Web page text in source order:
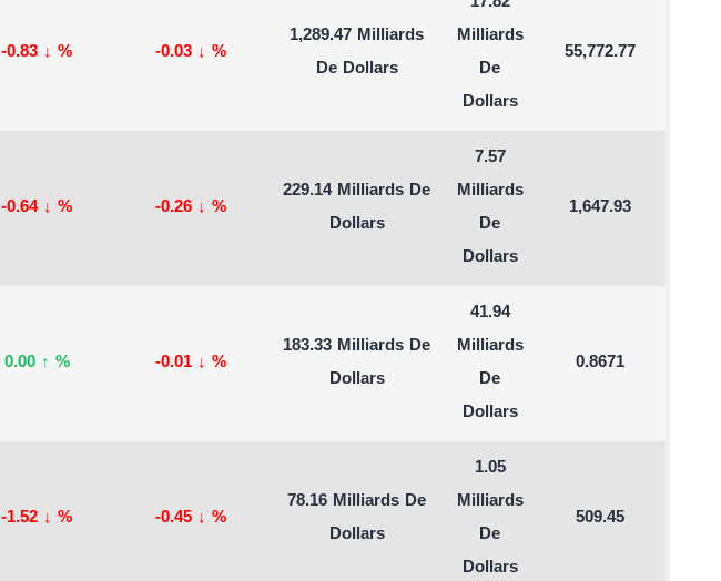
-0.83 ↓ % -0.03 ↓ %
1,289.47 Milliards
De Dollars
Milliards
De
Dollars
55,772.77
-0.64 ↓ % -0.26 ↓ %
229.14 Milliards De
Dollars
7.57
Milliards
De
Dollars
1,647.93
0.00 ↑ % -0.01 ↓ %
183.33 Milliards De
Dollars
41.94
Milliards
De
Dollars
0.8671
-1.52 ↓ % -0.45 ↓ %
78.16 Milliards De
Dollars
1.05
Milliards
De
Dollars
509.45